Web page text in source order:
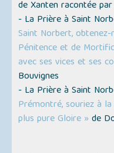
de Xanten racontée
- La Prière à Saint
Saint Norbert,
Pénitence et de
avec ses vices et ses
Bouvignes
- La Prière à Saint
Prémontré, souriez à
plus pure Gloire » de